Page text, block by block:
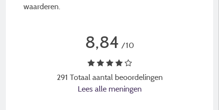
waarderen.
8,84 /10
291 Totaal aantal beoordelingen
Lees alle meningen